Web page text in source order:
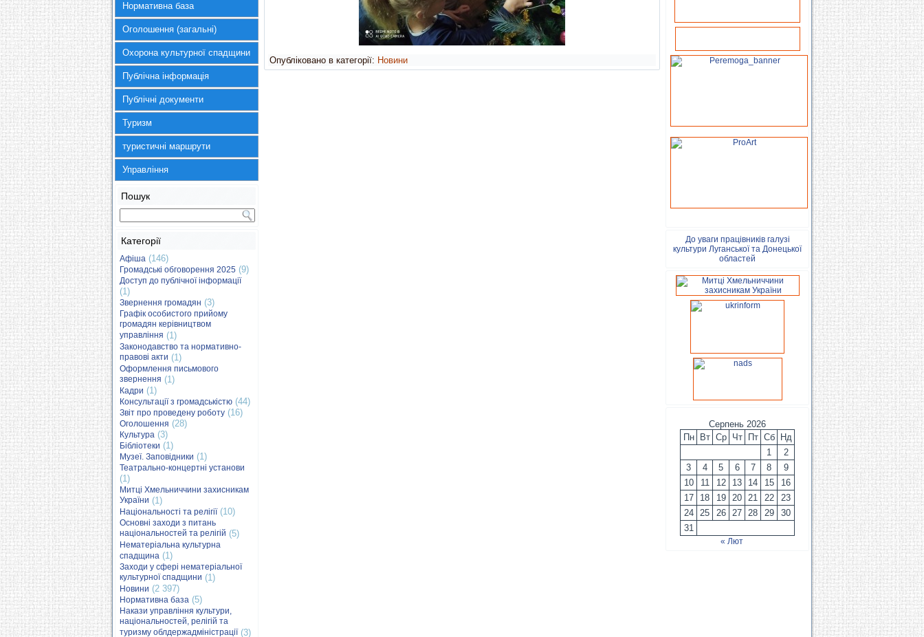
Нормативна база
Оголошення (загальні)
Охорона культурної спадщини
Публічна інформація
Публічні документи
Туризм
туристичні маршрути
Управління
Пошук
Категорії
Афіша (146)
Громадські обговорення 2025 (9)
Доступ до публічної інформації
(1)
Звернення громадян (3)
Графік особистого прийому
громадян керівництвом
управління (1)
Законодавство та нормативно-
правові акти (1)
Оформлення письмового
звернення (1)
Кадри (1)
Консультації з громадськістю (44)
Звіт про проведену роботу (16)
Оголошення (28)
Культура (3)
Бібліотеки (1)
Музеї. Заповідники (1)
Театрально-концертні установи
(1)
Митці Хмельниччини захисникам
України (1)
Національності та релігії(10)
Основні заходи з питань
національностей та релігій (5)
Нематеріальна культурна
спадщина (1)
Заходи у сфері нематеріальної
культурної спадщини (1)
Новини (2 397)
Нормативна база (5)
Накази управління культури,
національностей, релігій та
туризму облдержадміністрації(3)
Опубліковано в категорії: Новини
До уваги працівників галузі
культури Луганської та Донецької
областей
Серпень 2026
Пн
Вт Ср Чт Пт Сб
Нд
1
2
3
4 5 6 7 8
9
10
11 12 13 14 15
16
17
18 19 20 21 22
23
24
25 26 27 28 29
30
31
« Лют